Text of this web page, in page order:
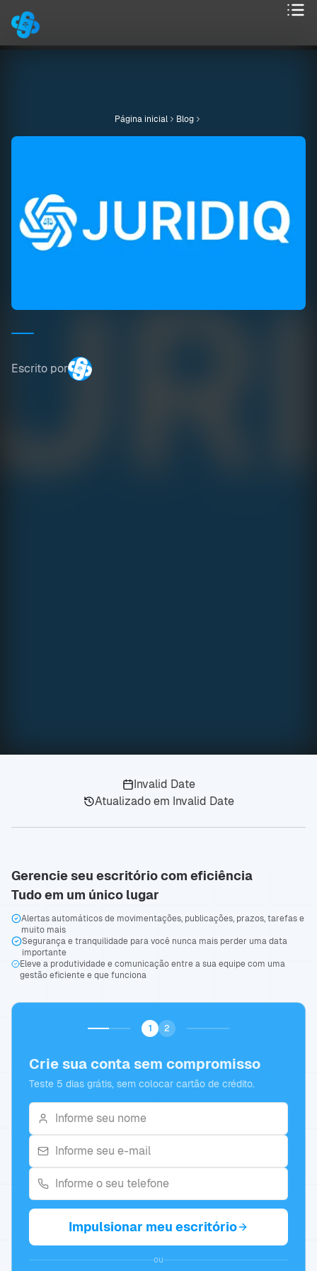
Página inicial Blog
Escrito por
Invalid Date
Atualizado em Invalid Date
Gerencie seu escritório com eficiência
Tudo em um único lugar
Alertas automáticos de movimentações, publicações, prazos, tarefas e
muito mais
Segurança e tranquilidade para você nunca mais perder uma data
importante
Eleve a produtividade e comunicação entre a sua equipe com uma
gestão eficiente e que funciona
1 2
Crie sua conta sem compromisso
Teste 5 dias grátis, sem colocar cartão de crédito.
Impulsionar meu escritório
ou